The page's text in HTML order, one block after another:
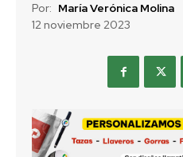
Por: María Verónica Molina
12 noviembre 2023